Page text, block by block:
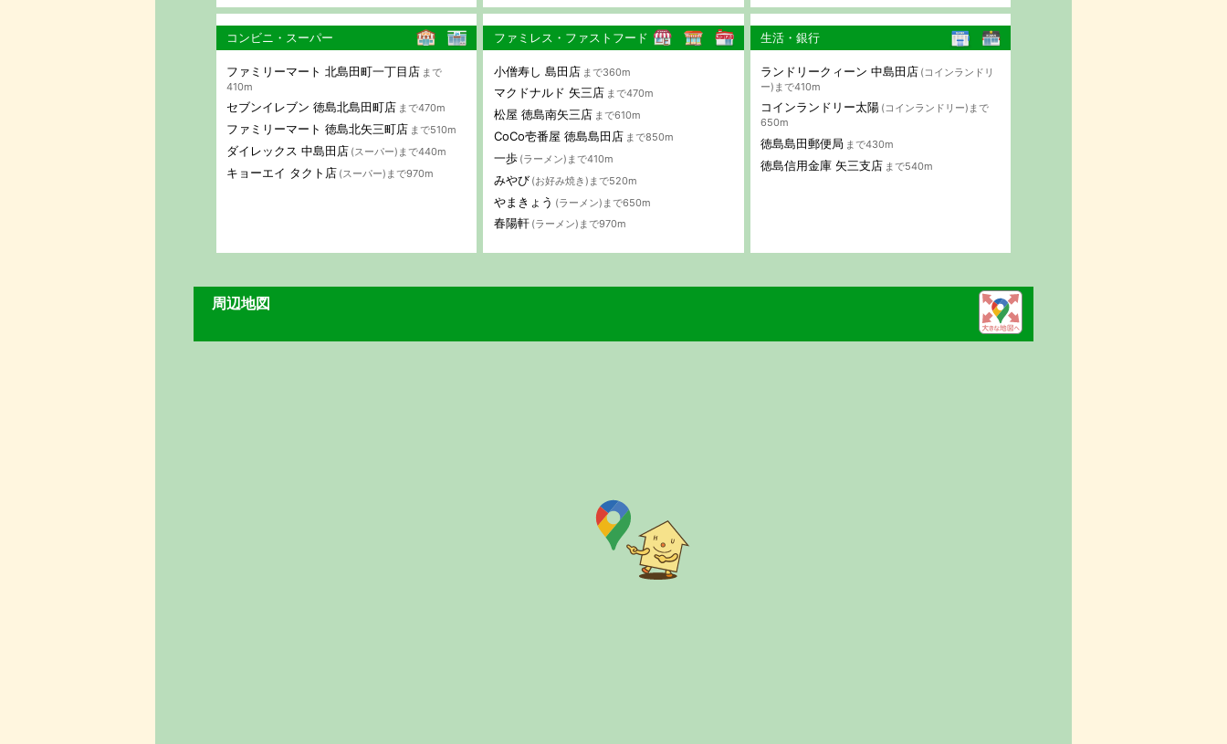
コンビニ・スーパー
ファミリーマート 北島田町一丁目店 まで
410m
セブンイレブン 徳島北島田町店 まで470m
ファミリーマート 徳島北矢三町店 まで510m
ダイレックス 中島田店 (スーパー)まで440m
キョーエイ タクト店 (スーパー)まで970m
ファミレス・ファストフード
小僧寿し 島田店 まで360m
マクドナルド 矢三店 まで470m
松屋 徳島南矢三店 まで610m
CoCo壱番屋 徳島島田店 まで850m
一歩 (ラーメン)まで410m
みやび (お好み焼き)まで520m
やまきょう (ラーメン)まで650m
春陽軒 (ラーメン)まで970m
生活・銀行
ランドリークィーン 中島田店 (コインランドリ
ー)まで410m
コインランドリー太陽 (コインランドリー)まで
650m
徳島島田郵便局 まで430m
徳島信用金庫 矢三支店 まで540m
周辺地図